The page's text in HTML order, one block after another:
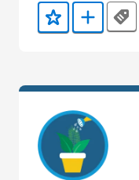
Zu Favoriten
Zu Tags